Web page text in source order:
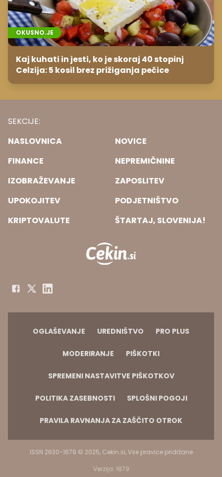
OKUSNO.JE
Kaj kuhati in jesti, ko je skoraj 40 stopinj
Celzija: 5 kosil brez prižiganja pečice
SEKCIJE:
NASLOVNICA
NOVICE
FINANCE
NEPREMIČNINE
IZOBRAŽEVANJE
ZAPOSLITEV
UPOKOJITEV
PODJETNIŠTVO
KRIPTOVALUTE
ŠTARTAJ, SLOVENIJA!
OGLAŠEVANJE UREDNIŠTVO PRO PLUS
MODERIRANJE PIŠKOTKI
SPREMENI NASTAVITVE PIŠKOTKOV
POLITIKA ZASEBNOSTI SPLOŠNI POGOJI
PRAVILA RAVNANJA ZA ZAŠČITO OTROK
ISSN 2630-1679 © 2025, Cekin.si, Vse pravice pridržane
Verzija: 1879